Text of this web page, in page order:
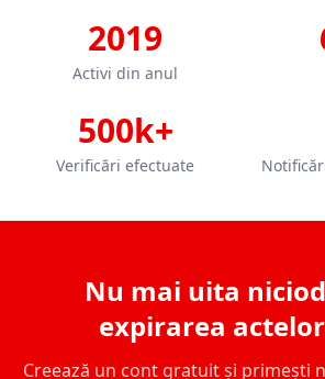
2019
Activi din anul
500k+
Verificări efectuate
Nu mai uita
expirarea
Creează un cont gratuit și primești